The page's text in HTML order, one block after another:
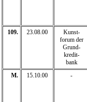
109.
23.08.00
Kunst-
forum der
Grund-
kredit-
bank
M. 15.10.00 -